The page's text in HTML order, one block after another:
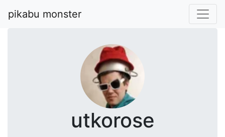
pikabu monster
utkorose